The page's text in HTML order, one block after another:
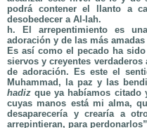
podrá contener el llanto a
desobedecer a Al-lah.
h. El arrepentimiento es
adoración y de las más
Es así como el pecado ha
siervos y creyentes verdaderos
de adoración. Es este el
Muhammad, la paz y las
hadiz que ya habíamos
cuyas manos está mi alma,
desaparecería y crearía a
arrepintieran, para